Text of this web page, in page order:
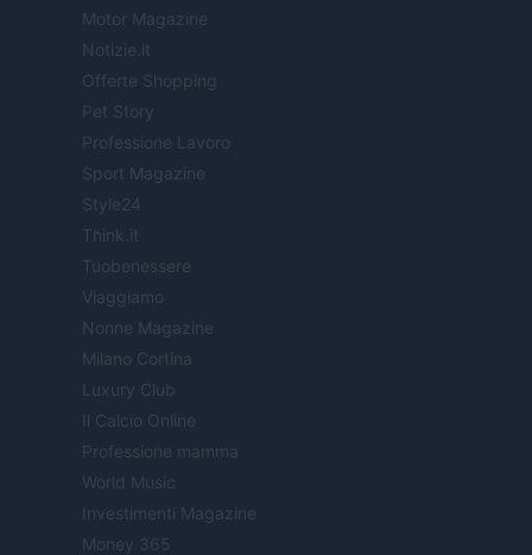
Motor Magazine
Notizie.it
Offerte Shopping
Pet Story
Professione Lavoro
Sport Magazine
Style24
Think.it
Tuobenessere
Viaggiamo
Nonne Magazine
Milano Cortina
Luxury Club
Il Calcio Online
Professione mamma
World Music
Investimenti Magazine
Money 365